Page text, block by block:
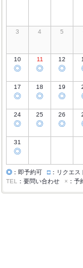
3 4 5
10
◎
11
◎
12
◎
17
◎
18
◎
19
◎
24
◎
25
◎
26
◎
31
◎
◎ ：即予約可 □ ：リクエス
TEL
：要問い合わせ × ：予